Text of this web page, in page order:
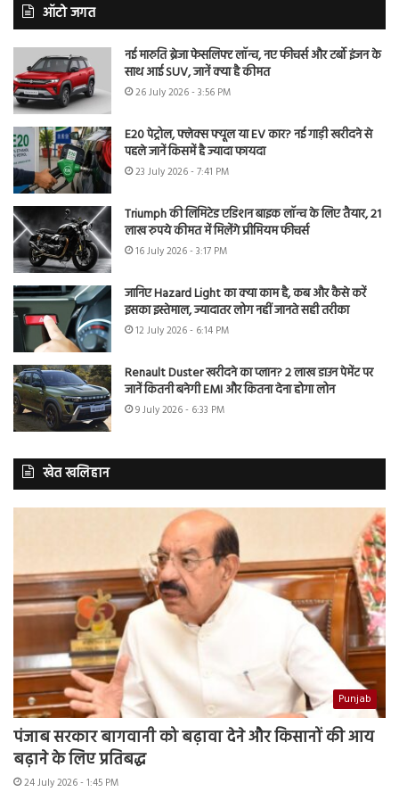
ऑटो जगत
नई मारुति ब्रेजा फेसलिफ्ट लॉन्च, नए फीचर्स और टर्बो इंजन के
साथ आई SUV, जानें क्या है कीमत
26 July 2026 - 3:56 PM
E20 पेट्रोल, फ्लेक्स फ्यूल या EV कार? नई गाड़ी खरीदने से
पहले जानें किसमें है ज्यादा फायदा
23 July 2026 - 7:41 PM
Triumph की लिमिटेड एडिशन बाइक लॉन्च के लिए तैयार, 21
लाख रुपये कीमत में मिलेंगे प्रीमियम फीचर्स
16 July 2026 - 3:17 PM
जानिए Hazard Light का क्या काम है, कब और कैसे करें
इसका इस्तेमाल, ज्यादातर लोग नहीं जानते सही तरीका
12 July 2026 - 6:14 PM
Renault Duster खरीदने का प्लान? 2 लाख डाउन पेमेंट पर
जानें कितनी बनेगी EMI और कितना देना होगा लोन
9 July 2026 - 6:33 PM
खेत खलिहान
Punjab
पंजाब सरकार बागवानी को बढ़ावा देने और किसानों की आय
बढ़ाने के लिए प्रतिबद्ध
24 July 2026 - 1:45 PM